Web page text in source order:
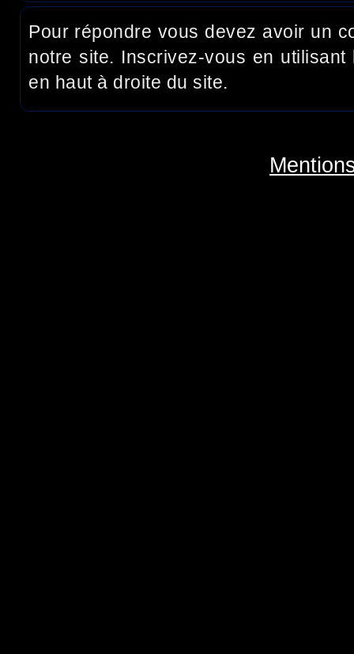
Pour répondre vous devez avoir un
notre site. Inscrivez-vous en
en haut à droite du site.